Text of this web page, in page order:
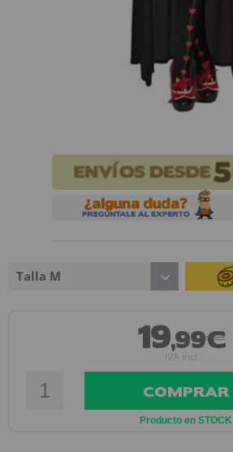
Talla M
19,99€
IVA Incl.
COMPRAR
Producto en STOCK